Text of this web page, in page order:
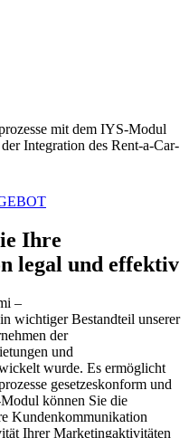
mit dem IYS-Modul
Integration des Rent-a-Car-
Ihre
legal und effektiv
–
wichtiger Bestandteil unserer
der
und
wurde. Es ermöglicht
gesetzeskonform und
können Sie die
Kundenkommunikation
Ihrer Marketingaktivitäten